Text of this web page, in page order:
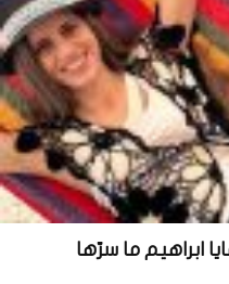
ابراهيم ما سرّها